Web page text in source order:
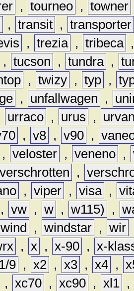
, tourneo , towner
, transit , transporter
, trezia , tribeca
, tucson , tundra ,
, twizy , typ ,
, unfallwagen ,
urraco , urus ,
, v8 , v90 ,
, veloster , veneno ,
verschrotten ,
, viper , visa ,
, vw , w , w115) ,
wind , windstar , wir
, x , x-90 , x-
9 , x2 , x3 , x4 ,
, xc70 , xc90 , xl1 ,